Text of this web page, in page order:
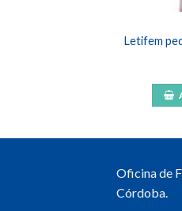
Letifem
Oficina de
Córdoba.